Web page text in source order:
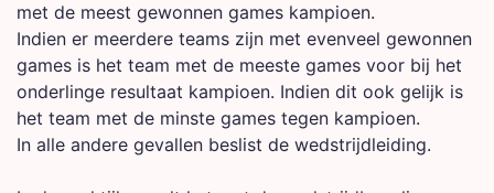
met de meest gewonnen games kampioen.
Indien er meerdere teams zijn met evenveel gewonnen
games is het team met de meeste games voor bij het
onderlinge resultaat kampioen. Indien dit ook gelijk is
het team met de minste games tegen kampioen.
In alle andere gevallen beslist de wedstrijdleiding.